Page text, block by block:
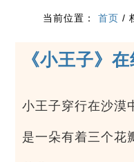
当前位置：首页 /
《小王子》
小王子穿行在沙漠
是一朵有着三个花